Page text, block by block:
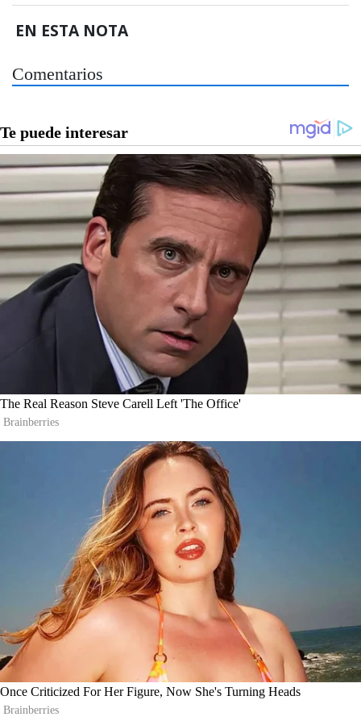
EN ESTA NOTA
Comentarios